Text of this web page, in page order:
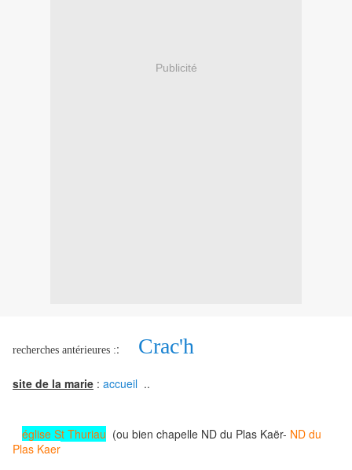
Publicité
recherches antérieures :: Crac'h
site de la marie : accueil ..
église St Thuriau (ou bien chapelle ND du Plas Kaër- ND du
Plas Kaer